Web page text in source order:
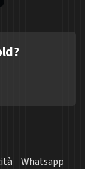
Whatsapp